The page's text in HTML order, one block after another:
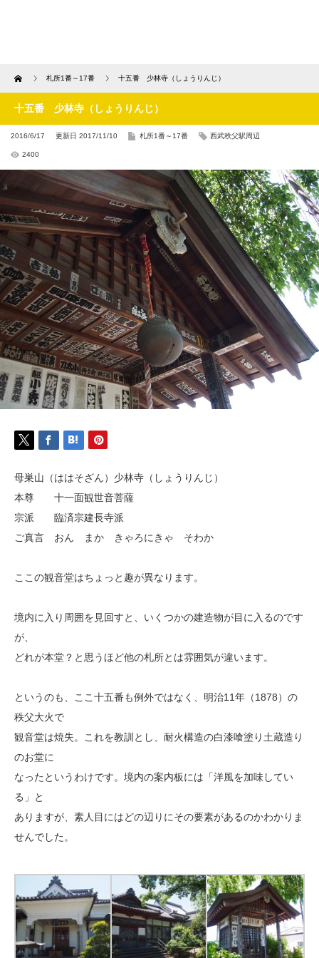
Home 札所1番～17番 十五番 少林寺（しょうりんじ）
十五番 少林寺（しょうりんじ）
2016/6/17 更新日 2017/11/10 札所1番～17番 西武秩父駅周辺
2400
母巣山（ははそざん）少林寺（しょうりんじ）
本尊 十一面観世音菩薩
宗派 臨済宗建長寺派
ご真言 おん まか きゃろにきゃ そわか
ここの観音堂はちょっと趣が異なります。
境内に入り周囲を見回すと、いくつかの建造物が目に入るのです
が、
どれが本堂？と思うほど他の札所とは雰囲気が違います。
というのも、ここ十五番も例外ではなく、明治11年（1878）の
秩父大火で
観音堂は焼失。これを教訓とし、耐火構造の白漆喰塗り土蔵造り
のお堂に
なったというわけです。境内の案内板には「洋風を加味してい
る」と
ありますが、素人目にはどの辺りにその要素があるのかわかりま
せんでした。